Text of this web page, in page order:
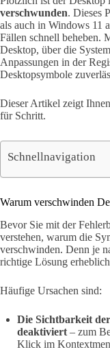
verschwunden. Dieses
als auch in Windows 11
Fällen schnell beheben.
Desktop, über die
Anpassungen in der
Desktopsymbole
Dieser Artikel zeigt
für Schritt.
Schnellnavigation
Warum verschwinden
Bevor Sie mit der
verstehen, warum die
verschwinden. Denn je
richtige Lösung
Häufige Ursachen sind:
Die Sichtbarkeit
deaktiviert – zum
Klick im